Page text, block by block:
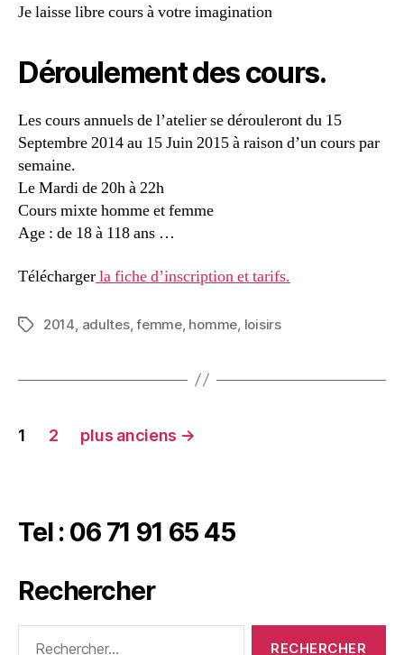
Je laisse libre cours à votre imagination
Déroulement des cours.
Les cours annuels de l’atelier se dérouleront du 15
Septembre 2014 au 15 Juin 2015 à raison d’un cours par
semaine.
Le Mardi de 20h à 22h
Cours mixte homme et femme
Age : de 18 à 118 ans …
Téléchargerla fiche d’inscription et tarifs.
2014, adultes,femme, homme, loisirs
1 2 plus anciens →
Tel : 06 71 91 65 45
Rechercher